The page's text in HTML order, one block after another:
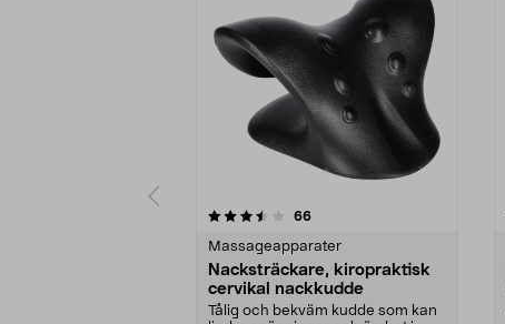
66recensioner
Massageapparater
Nacksträckare, kiropraktisk
cervikal nackkudde
Tålig och bekväm kudde som kan
4.0 av 5 stjärnor